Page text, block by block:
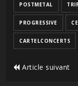
POSTMETAL
PROGRESSIVE
CARTELCONCERTS
Article suivant